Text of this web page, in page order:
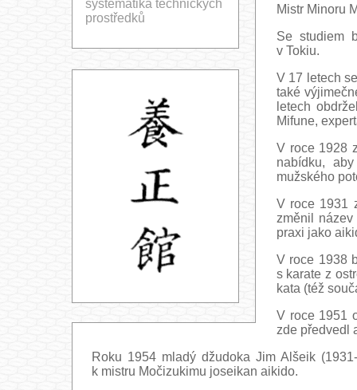
systematika technických
prostředků
Mistr Minoru
Se studiem
v Tokiu.
V 17 letech
také
letech
Mifune,
V roce 1928
nabídku,
mužského
V roce 1931
změnil
praxi jako
V roce 1938
s karate z
kata (též
V roce 1951
zde předvedl
Roku 1954 mladý džudoka Jim Alšeik
k mistru Močizukimu joseikan aikido.